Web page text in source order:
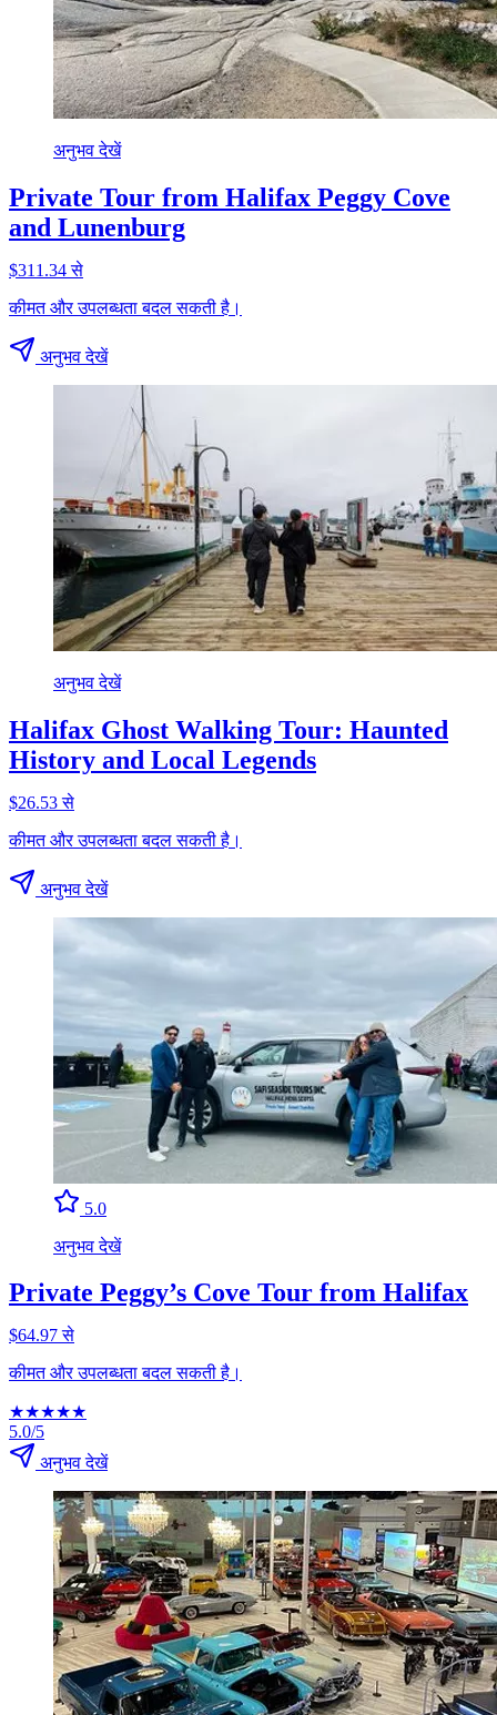
अनुभव देखें
Private Tour from Halifax Peggy Cove
and Lunenburg
$311.34 से
कीमत और उपलब्धता बदल सकती है।
अनुभव देखें
अनुभव देखें
Halifax Ghost Walking Tour: Haunted
History and Local Legends
$26.53 से
कीमत और उपलब्धता बदल सकती है।
अनुभव देखें
5.0
अनुभव देखें
Private Peggy’s Cove Tour from Halifax
$64.97 से
कीमत और उपलब्धता बदल सकती है।
★★★★★
5.0/5
अनुभव देखें